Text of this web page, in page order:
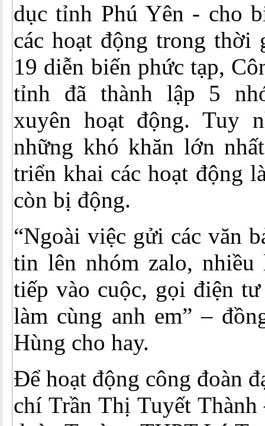
dục tỉnh Phú Yên - cho
các hoạt động trong thời
19 diễn biến phức tạp,
tỉnh đã thành lập 5
xuyên hoạt động. Tuy
những khó khăn lớn
triển khai các hoạt động
còn bị động.
“Ngoài việc gửi các văn
tin lên nhóm zalo,
tiếp vào cuộc, gọi điện
làm cùng anh em” –
Hùng cho hay.
Để hoạt động công đoàn
chí Trần Thị Tuyết